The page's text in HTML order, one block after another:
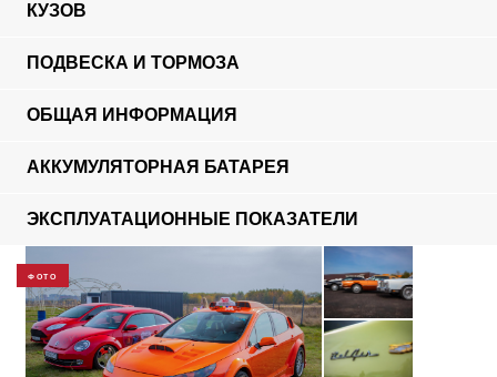
КУЗОВ
ПОДВЕСКА И ТОРМОЗА
ОБЩАЯ ИНФОРМАЦИЯ
АККУМУЛЯТОРНАЯ БАТАРЕЯ
ЭКСПЛУАТАЦИОННЫЕ ПОКАЗАТЕЛИ
ФОТО